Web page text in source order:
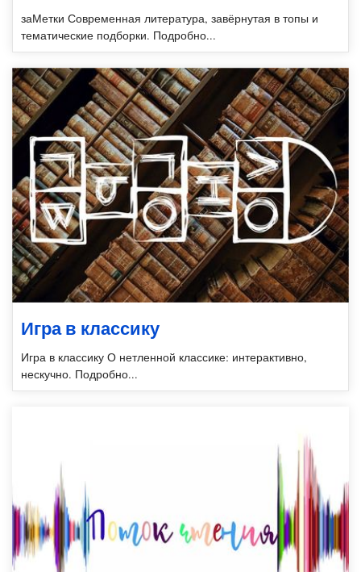
заМетки Современная литература, завёрнутая в топы и
тематические подборки. Подробно...
Игра в классику
Игра в классику О нетленной классике: интерактивно,
нескучно. Подробно...